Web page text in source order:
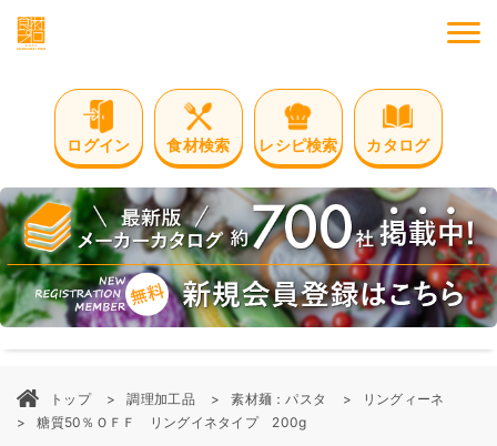
ログイン 食材検索 レシピ検索 カタログ
トップ 調理加工品 素材麺：パスタ
リングィーネ
糖質50％ＯＦＦ リングイネタイプ 200g